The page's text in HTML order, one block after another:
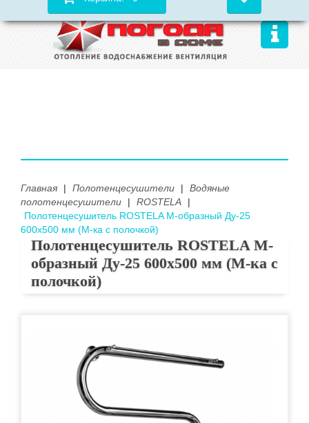
Главная | Полотенцесушители |
Водяные
полотенцесушители
| ROSTELA
|
Полотенцесушитель ROSTELA М-образный Ду-25
600х500 мм (М-ка с полочкой)
Полотенцесушитель ROSTELA М-
образный Ду-25 600х500 мм (М-ка с
полочкой)